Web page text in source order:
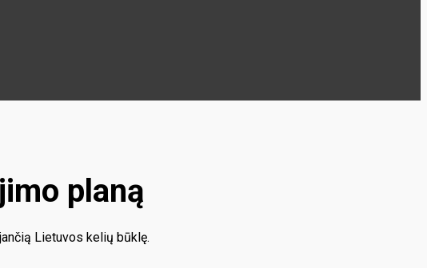
planą
Lietuvos kelių būklę.